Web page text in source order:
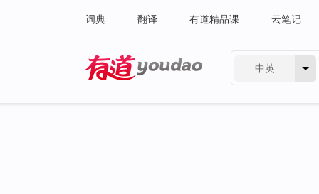
词典 翻译 有道精品课 云笔记
中英